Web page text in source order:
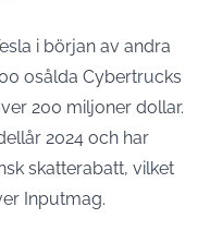
i början av andra
osålda Cybertrucks
200 miljoner dollar.
2024 och har
skatterabatt, vilket
Inputmag.